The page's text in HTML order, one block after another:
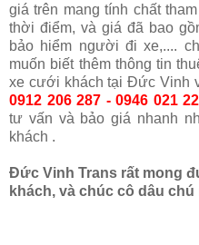
giá trên mang tính chất
thời điểm, và giá đã bao
bảo hiểm người đi xe,....
muốn biết thêm thông tin
xe cưới khách tại Đức Vinh
0912 206 287 - 0946 021
tư vấn và bảo giá nhanh
khách .
Đức Vinh Trans rất mong
khách, và chúc cô dâu